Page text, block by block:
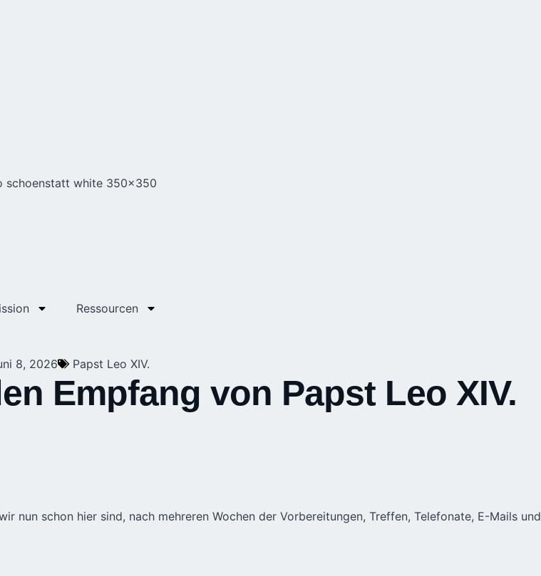
Ressourcen
8, 2026 Papst Leo XIV.
Empfang von Papst Leo XIV.
nun schon hier sind, nach mehreren Wochen der Vorbereitungen, Treffen, Telefonate, E-Mails und